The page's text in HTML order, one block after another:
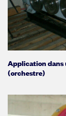
Application dans
(orchestre)